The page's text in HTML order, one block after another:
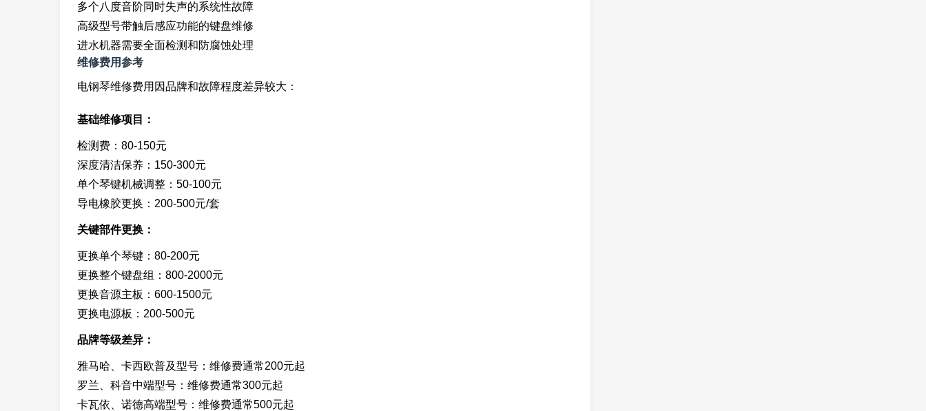
多个八度音阶同时失声的系统性故障
高级型号带触后感应功能的键盘维修
进水机器需要全面检测和防腐蚀处理
维修费用参考
电钢琴维修费用因品牌和故障程度差异较大：
基础维修项目：
检测费：80-150元
深度清洁保养：150-300元
单个琴键机械调整：50-100元
导电橡胶更换：200-500元/套
关键部件更换：
更换单个琴键：80-200元
更换整个键盘组：800-2000元
更换音源主板：600-1500元
更换电源板：200-500元
品牌等级差异：
雅马哈、卡西欧普及型号：维修费通常200元起
罗兰、科音中端型号：维修费通常300元起
卡瓦依、诺德高端型号：维修费通常500元起